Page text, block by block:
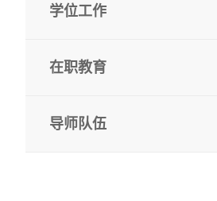
学位工作
在职教育
导师队伍